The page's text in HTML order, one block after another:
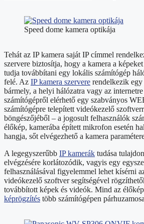
Speed dome kamera optikája
Tehát az IP kamera saját IP címmel
szervere biztosítja, hogy a kamera a képeket
tudja továbbítani egy lokális számítógép
felé. Az IP kamera szervere rendelkezik
bármely, a helyi hálózatra vagy az
számítógépről elérhető egy szabványos
számítógépre telepített videókezelő
böngészőjéből – a jogosult felhasználók
élőkép, kamerába épített mikrofon esetén
hangja, sőt elvégezhető a kamera
A legegyszerűbb IP kamerák tudása
elvégzésére korlátozódik, vagyis egy
felhasználásával figyelemmel lehet kísérni
videókezelő szoftver segítségével
továbbított képek és videók. Mind az
képrögzítés több számítógépen